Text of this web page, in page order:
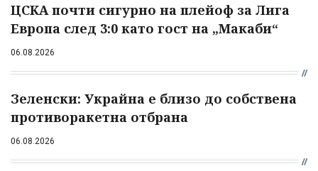
ЦСКА почти сигурно на плейоф за Лига
Европа след 3:0 като гост на „Макаби“
06.08.2026
Зеленски: Украйна е близо до собствена
противоракетна отбрана
06.08.2026